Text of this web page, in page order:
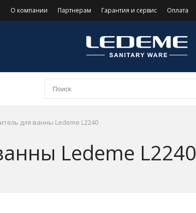
О компании Партнерам Гарантия и сервис Оплата
для ванны Ledeme L2240
Ledeme L2240